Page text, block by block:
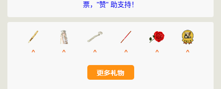
票，"赞" 助支持！
^ ^ ^ ^ ^ ^